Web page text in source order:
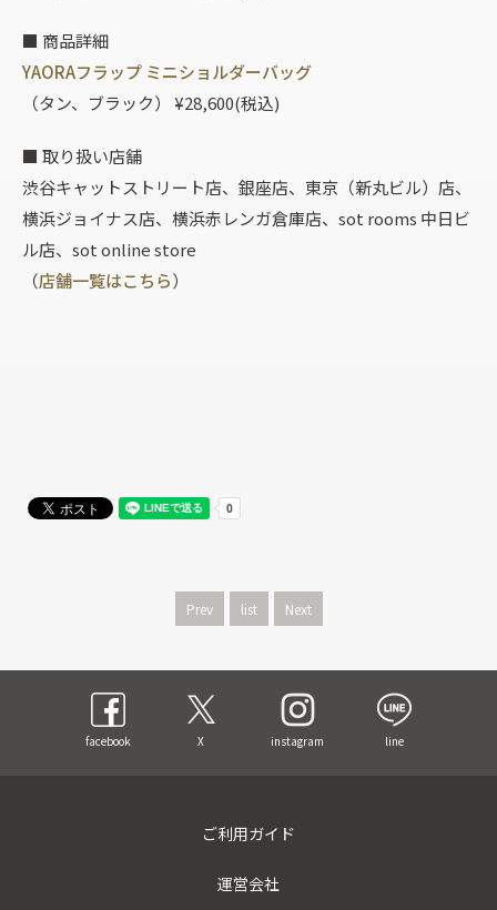
■ 商品詳細
YAORAフラップ ミニショルダーバッグ
（タン、ブラック） ¥28,600(税込)
■ 取り扱い店舗
渋谷キャットストリート店、銀座店、東京（新丸ビル）店、
横浜ジョイナス店、横浜赤レンガ倉庫店、sot rooms 中日ビ
ル店、sot online store
（店舗一覧はこちら）
Prev list Next
facebook X instagram line
ご利用ガイド
運営会社